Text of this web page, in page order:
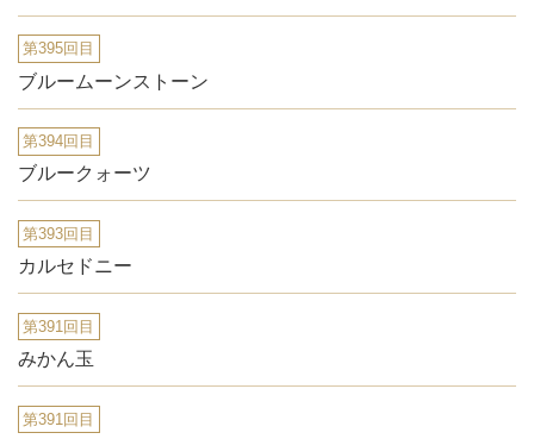
第395回目
ブルームーンストーン
第394回目
ブルークォーツ
第393回目
カルセドニー
第391回目
みかん玉
第391回目